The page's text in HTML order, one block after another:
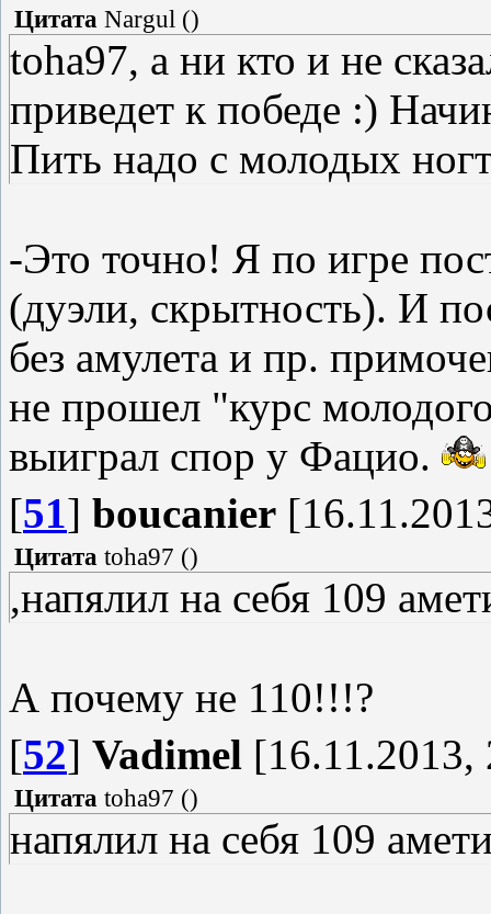
Цитата Nargul ()
toha97, а ни кто и не
приведет к победе :)
Пить надо с молодых
-Это точно! Я по игре
(дуэли, скрытность). И
без амулета и пр.
не прошел "курс
выиграл спор у Фацио.
[51] boucanier
Цитата toha97 ()
,напялил на себя 109
А почему не 110!!!?
[52] Vadimel [16.11.2013,
Цитата toha97 ()
напялил на себя 109